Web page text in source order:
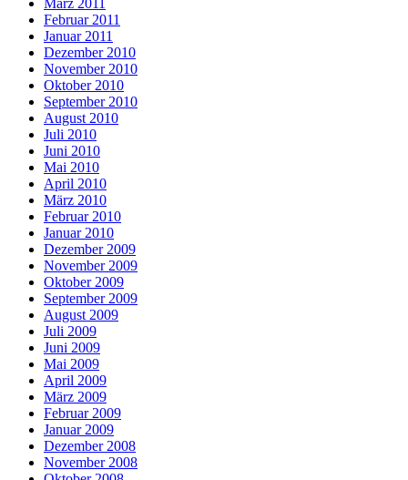
März 2011
Februar 2011
Januar 2011
Dezember 2010
November 2010
Oktober 2010
September 2010
August 2010
Juli 2010
Juni 2010
Mai 2010
April 2010
März 2010
Februar 2010
Januar 2010
Dezember 2009
November 2009
Oktober 2009
September 2009
August 2009
Juli 2009
Juni 2009
Mai 2009
April 2009
März 2009
Februar 2009
Januar 2009
Dezember 2008
November 2008